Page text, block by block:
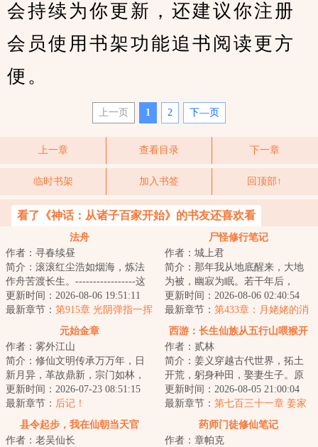
会持续为你更新，还建议你注册
会员使用书架功能追书阅读更方
便。
上一页 1 2 下—页
上一章 查看目录 下一章
临时书架 加入书签 回顶部↑
看了《神话：从诸子百家开始》的书友还喜欢看
法舟
作者：寻春续昼
简介：滚滚红尘浩如烟海，炼法
作舟苦渡长生。-----------------这
是一个柳洞清误入魔门，见鬼蜮
森然，见...
更新时间：2026-08-06 19:51:11
最新章节： 第915章 光阴弹指一挥
间（二合一）
尸怪修行笔记
作者：城上君
简介：那年我从地底醒来，大地
为被，幽寂为眠。若干年后，
……山间群妖来相会，独坐楼台
渡清宵。...
更新时间：2026-08-06 02:40:54
最新章节： 第433章：月姥姥的消
息
元始金章
作者：雾外江山
简介：修仙文明传承万万年，日
新月异，革故鼎新，宗门如林，
强者如蚁。修士有奇遇，宗门有
死战，天地有灵...
更新时间：2026-07-23 08:51:15
最新章节： 后记！
西游：长生仙族从五行山喂猴开
作者：贰林
简介：姜义穿越古代世界，拓土
开荒，躬身种田，娶妻生子。原
想这便是此生注定，平淡且足
矣。偏是那五岁的...
更新时间：2026-08-05 21:00:04
最新章节： 第七百三十一章 姜家
太白，道会难入
县令起步，我在仙朝当天官
作者：老吴仙长
药师门徒修仙笔记
作者：章帕克